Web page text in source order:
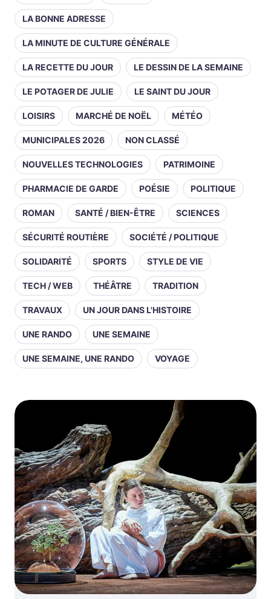
LA BONNE ADRESSE
LA MINUTE DE CULTURE GÉNÉRALE
LA RECETTE DU JOUR LE DESSIN DE LA SEMAINE
LE POTAGER DE JULIE LE SAINT DU JOUR
LOISIRS MARCHÉ DE NOËL MÉTÉO
MUNICIPALES 2026 NON CLASSÉ
NOUVELLES TECHNOLOGIES PATRIMOINE
PHARMACIE DE GARDE POÉSIE POLITIQUE
ROMAN SANTÉ / BIEN-ÊTRE SCIENCES
SÉCURITÉ ROUTIÈRE SOCIÉTÉ / POLITIQUE
SOLIDARITÉ SPORTS STYLE DE VIE
TECH / WEB THÉÂTRE TRADITION
TRAVAUX UN JOUR DANS L'HISTOIRE
UNE RANDO UNE SEMAINE
UNE SEMAINE, UNE RANDO VOYAGE